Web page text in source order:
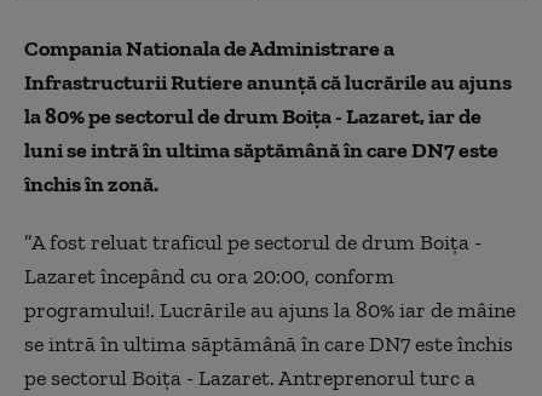
Compania Nationala de Administrare a
Infrastructurii Rutiere anunţă că lucrările au ajuns
la 80% pe sectorul de drum Boiţa - Lazaret, iar de
luni se intră în ultima săptămână în care DN7 este
închis în zonă.
”A fost reluat traficul pe sectorul de drum Boiţa -
Lazaret începând cu ora 20:00, conform
programului!. Lucrările au ajuns la 80% iar de mâine
se intră în ultima săptămână în care DN7 este închis
pe sectorul Boiţa - Lazaret. Antreprenorul turc a